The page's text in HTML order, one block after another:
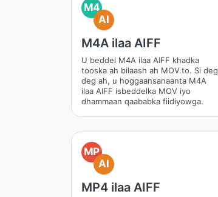
M4
AI
M4A ilaa AIFF
U beddel M4A ilaa AIFF khadka
tooska ah bilaash ah MOV.to. Si deg
deg ah, u hoggaansanaanta M4A
ilaa AIFF isbeddelka MOV iyo
dhammaan qaababka fiidiyowga.
MP
AI
MP4 ilaa AIFF